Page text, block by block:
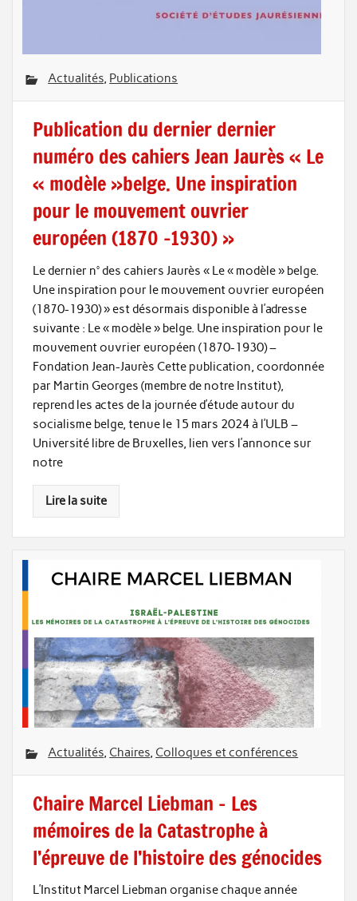
Actualités, Publications
Publication du dernier dernier
numéro des cahiers Jean Jaurès « Le
« modèle »belge. Une inspiration
pour le mouvement ouvrier
européen (1870 -1930) »
Le dernier n° des cahiers Jaurès « Le « modèle » belge.
Une inspiration pour le mouvement ouvrier européen
(1870-1930) » est désormais disponible à l’adresse
suivante : Le « modèle » belge. Une inspiration pour le
mouvement ouvrier européen (1870-1930) –
Fondation Jean-Jaurès Cette publication, coordonnée
par Martin Georges (membre de notre Institut),
reprend les actes de la journée d’étude autour du
socialisme belge, tenue le 15 mars 2024 à l’ULB –
Université libre de Bruxelles, lien vers l’annonce sur
notre
Lire la suite
Actualités, Chaires, Colloques et conférences
Chaire Marcel Liebman – Les
mémoires de la Catastrophe à
l’épreuve de l’histoire des génocides
L’Institut Marcel Liebman organise chaque année